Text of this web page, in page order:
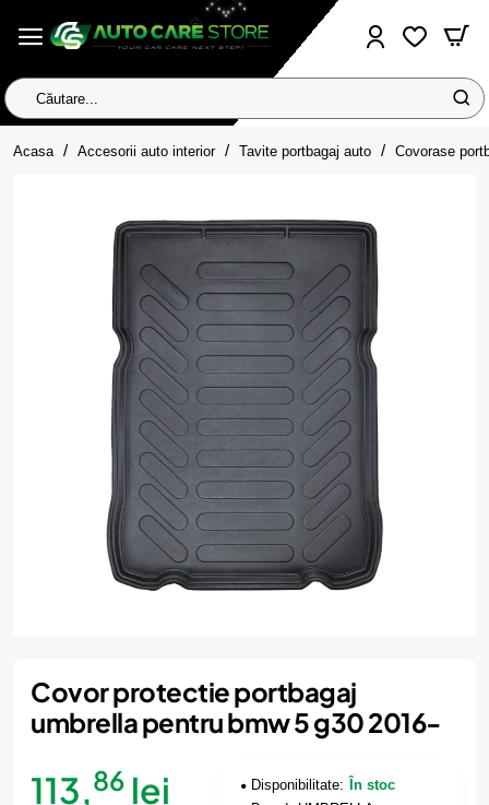
Căutare...
Acasa homeAccesorii auto interior Tavite portbagaj auto Covorase
Covor protectie portbagaj
umbrella pentru bmw 5 g30 2016-
113,86 lei Disponibilitate:
În stoc